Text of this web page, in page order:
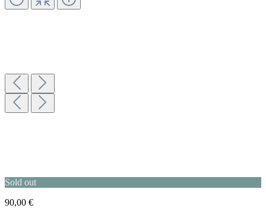
Sold out
90,00 €